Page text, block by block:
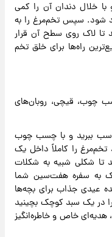
خلال دندان آن را کمی
شود. سپس تخم‌مرغ را به
تا لاک روی سطح آن قرار
راه‌ها برای خلق تخم‌
چوب، قیچی، روبان‌های
ببرید و با چسب چوب
تخم‌مرغ را کاملاً داخل یک
تا شکلی شبیه به شکلات
به سفره هفت‌سین شما
عیدی جذاب برای بچه‌ها
در یک سبد کوچک بچینید
هدیه‌ای خاص و خاطره‌انگیز